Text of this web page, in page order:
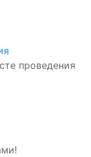
проведения